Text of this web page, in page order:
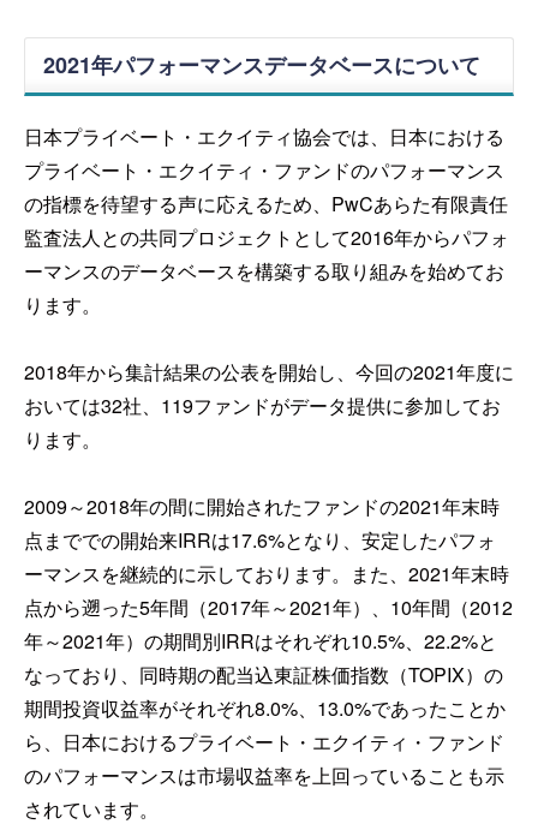
2021年パフォーマンスデータベースについて
日本プライベート・エクイティ協会では、日本における
プライベート・エクイティ・ファンドのパフォーマンス
の指標を待望する声に応えるため、PwCあらた有限責任
監査法人との共同プロジェクトとして2016年からパフォ
ーマンスのデータベースを構築する取り組みを始めてお
ります。
2018年から集計結果の公表を開始し、今回の2021年度に
おいては32社、119ファンドがデータ提供に参加してお
ります。
2009～2018年の間に開始されたファンドの2021年末時
点まででの開始来IRRは17.6%となり、安定したパフォ
ーマンスを継続的に示しております。また、2021年末時
点から遡った5年間（2017年～2021年）、10年間（2012
年～2021年）の期間別IRRはそれぞれ10.5%、22.2%と
なっており、同時期の配当込東証株価指数（TOPIX）の
期間投資収益率がそれぞれ8.0%、13.0%であったことか
ら、日本におけるプライベート・エクイティ・ファンド
のパフォーマンスは市場収益率を上回っていることも示
されています。